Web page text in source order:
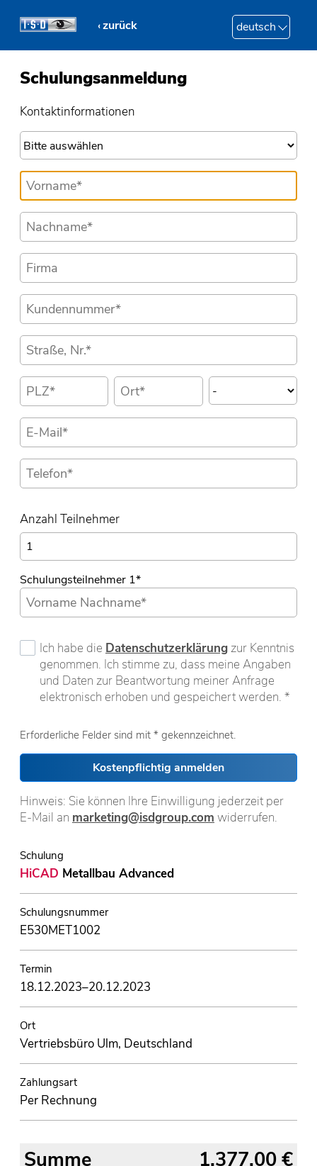
zurück deutsch
Schulungsanmeldung
Kontaktinformationen
Anzahl Teilnehmer
Schulungsteilnehmer 1*
Ich habe die Datenschutzerklärungzur Kenntnis
genommen. Ich stimme zu, dass meine Angaben
und Daten zur Beantwortung meiner Anfrage
elektronisch erhoben und gespeichert werden. *
Erforderliche Felder sind mit * gekennzeichnet.
Kostenpflichtig anmelden
Hinweis: Sie können Ihre Einwilligung jederzeit per
E-Mail an marketing@isdgroup.com widerrufen.
Schulung
HiCAD Metallbau Advanced
Schulungsnummer
E530MET1002
Termin
18.12.2023–20.12.2023
Ort
Vertriebsbüro Ulm, Deutschland
Zahlungsart
Per Rechnung
Summe 1.377,00 €